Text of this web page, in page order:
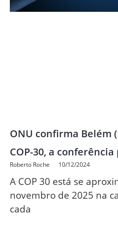
ONU confirma Belém
COP-30, a
Roberto Roche 10/12/2024
A COP 30 está se
novembro de 2025 na
cada